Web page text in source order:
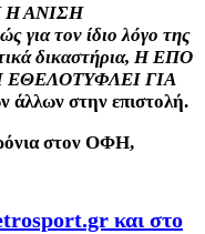
Η ΑΝΙΣΗ
τον ίδιο λόγο της
δικαστήρια, Η ΕΠΟ
ΓΙΑ
άλλων στην επιστολή.
στον ΟΦΗ,
και στο